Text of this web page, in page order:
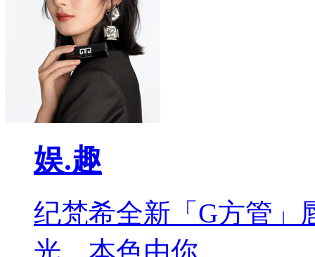
娱.趣
纪梵希全新「G方管」
光，本色由你